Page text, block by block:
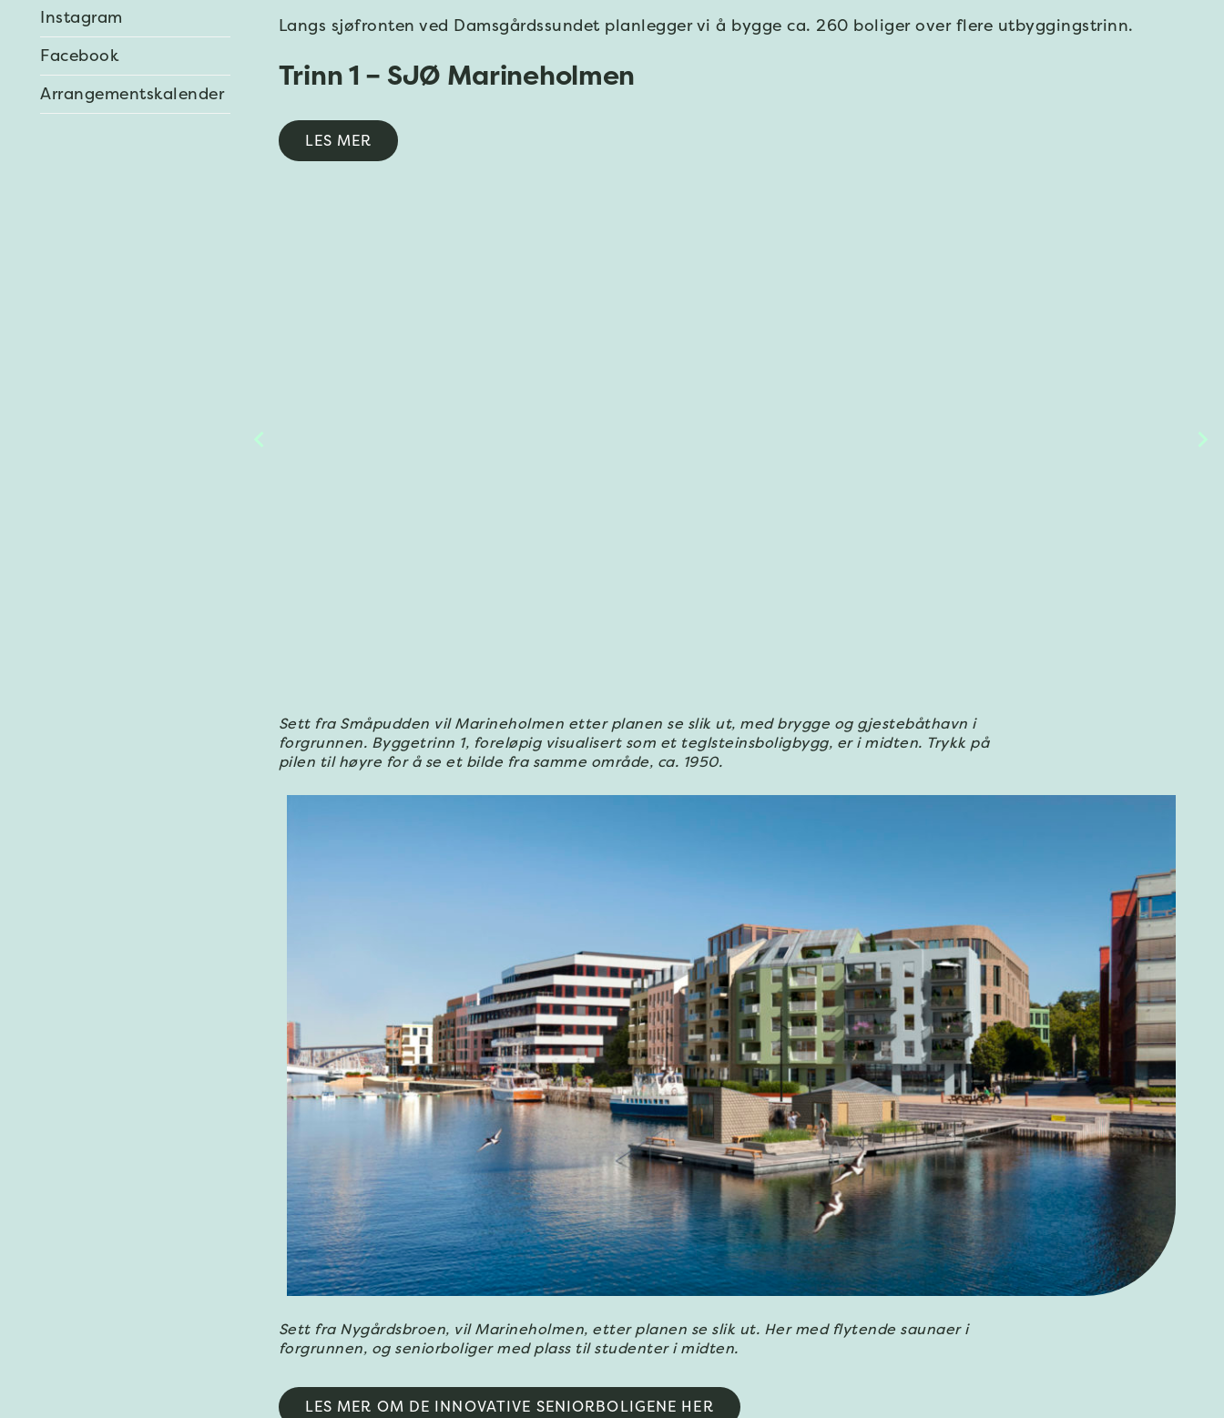
Instagram
Facebook
Arrangementskalender
Langs sjøfronten ved Damsgårdssundet planlegger vi å bygge ca. 260 boliger over flere utbyggingstrinn.
Trinn 1 – SJØ Marineholmen
LES MER
Sett fra Småpudden vil Marineholmen etter planen se slik ut, med brygge og gjestebåthavn i
forgrunnen. Byggetrinn 1, foreløpig visualisert som et teglsteinsboligbygg, er i midten. Trykk på
pilen til høyre for å se et bilde fra samme område, ca. 1950.
Sett fra Nygårdsbroen, vil Marineholmen, etter planen se slik ut. Her med flytende saunaer i
forgrunnen, og seniorboliger med plass til studenter i midten.
LES MER OM DE INNOVATIVE SENIORBOLIGENE HER